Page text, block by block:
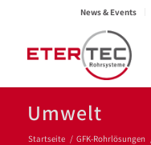
News & Events
Umwelt
Startseite / GFK-Rohrlösungen